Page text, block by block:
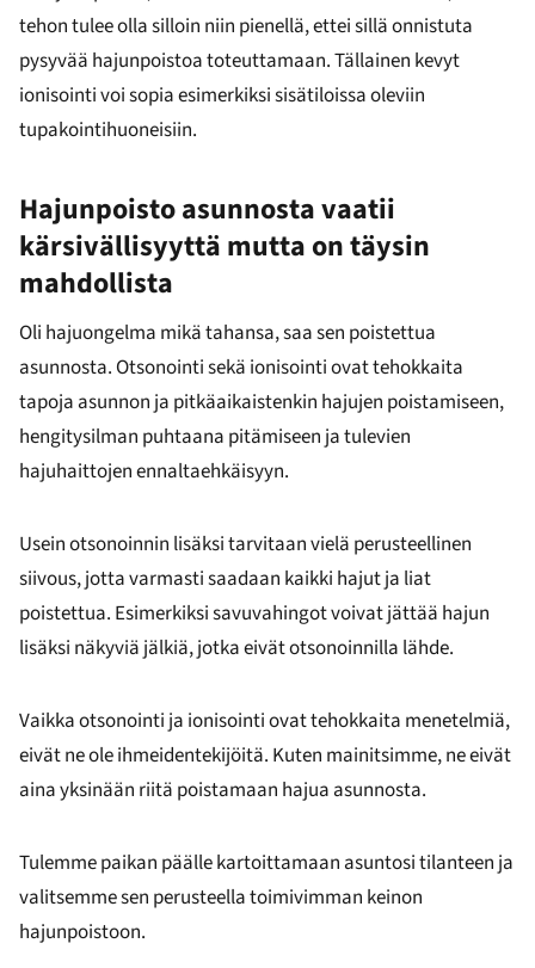
tehon tulee olla silloin niin pienellä, ettei sillä onnistuta
pysyvää hajunpoistoa toteuttamaan. Tällainen kevyt
ionisointi voi sopia esimerkiksi sisätiloissa oleviin
tupakointihuoneisiin.
Hajunpoisto asunnosta vaatii
kärsivällisyyttä mutta on täysin
mahdollista
Oli hajuongelma mikä tahansa, saa sen poistettua
asunnosta. Otsonointi sekä ionisointi ovat tehokkaita
tapoja asunnon ja pitkäaikaistenkin hajujen poistamiseen,
hengitysilman puhtaana pitämiseen ja tulevien
hajuhaittojen ennaltaehkäisyyn.
Usein otsonoinnin lisäksi tarvitaan vielä perusteellinen
siivous, jotta varmasti saadaan kaikki hajut ja liat
poistettua. Esimerkiksi savuvahingot voivat jättää hajun
lisäksi näkyviä jälkiä, jotka eivät otsonoinnilla lähde.
Vaikka otsonointi ja ionisointi ovat tehokkaita menetelmiä,
eivät ne ole ihmeidentekijöitä. Kuten mainitsimme, ne eivät
aina yksinään riitä poistamaan hajua asunnosta.
Tulemme paikan päälle kartoittamaan asuntosi tilanteen ja
valitsemme sen perusteella toimivimman keinon
hajunpoistoon.